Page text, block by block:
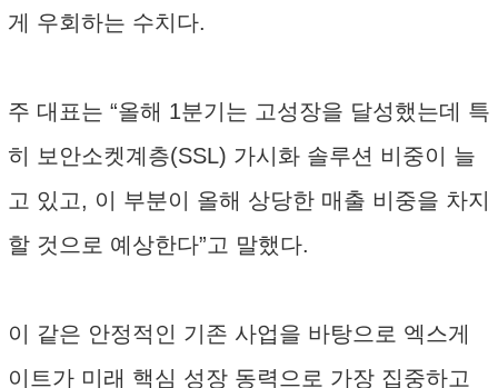
게 우회하는 수치다.
주 대표는 “올해 1분기는 고성장을 달성했는데 특
히 보안소켓계층(SSL) 가시화 솔루션 비중이 늘
고 있고, 이 부분이 올해 상당한 매출 비중을 차지
할 것으로 예상한다”고 말했다.
이 같은 안정적인 기존 사업을 바탕으로 엑스게
이트가 미래 핵심 성장 동력으로 가장 집중하고